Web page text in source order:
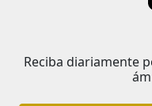
Reciba diariamente